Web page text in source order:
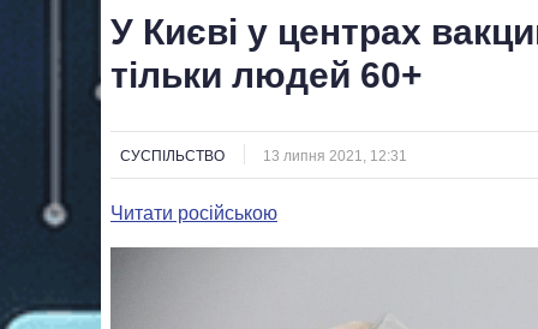
У Києві у центрах
тільки людей 60+
СУСПІЛЬСТВО 13 липня 2021, 12:31
Читати російською